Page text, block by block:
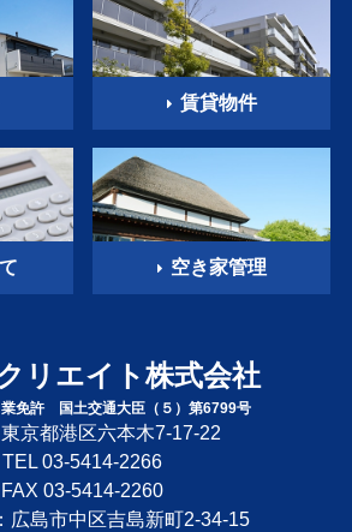
賃貸物件
空き家管理
リエイト株式会社
免許 国土交通大臣（５）第6799号
京都港区六本木7-17-22
TEL03-5414-2266
FAX 03-5414-2260
広島市中区吉島新町2-34-15